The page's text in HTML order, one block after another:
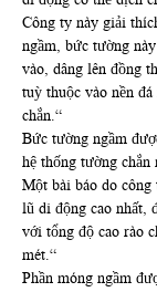
Công ty này giải
ngầm, bức tường
vào, dâng lên đồng
tuỳ thuộc vào nền
chắn.“
Bức tường ngầm
hệ thống tường chắn
Một bài báo do
lũ di động cao nhất,
với tổng độ cao rào
mét.“
Phần móng ngầm